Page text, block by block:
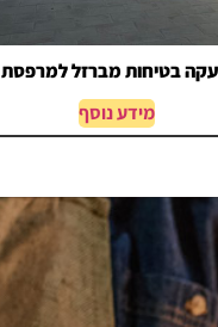
בטיחות מברזל למרפסת
מידע נוסף